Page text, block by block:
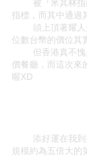
被『米其林指南
指標，而其中通過
頭上頂著耀人光
位數台幣的價位其
但香港真不愧是
價餐廳，而這次來
喔XD
添好運在我到香
規模約為五倍大的